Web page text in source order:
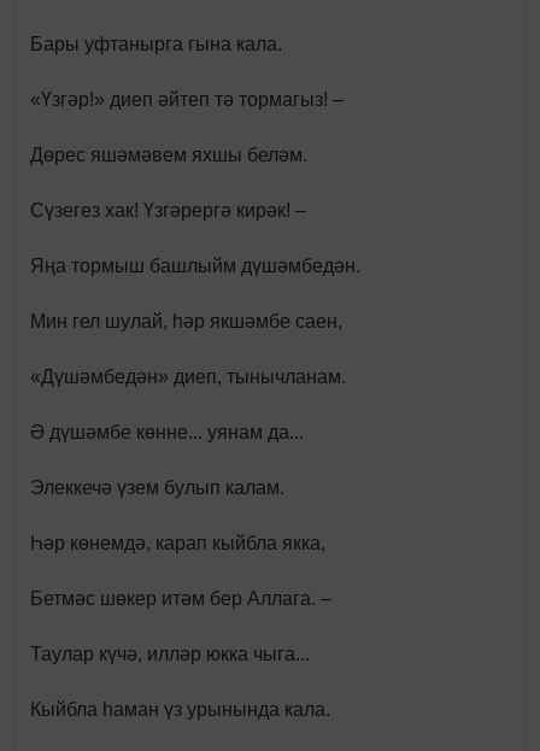
Бары уфтанырга гына кала.
«Үзгәр!» диеп әйтеп тә тормагыз! –
Дөрес яшәмәвем яхшы беләм.
Сүзегез хак! Үзгәрергә кирәк! –
Яңа тормыш башлыйм дүшәмбедән.
Мин гел шулай, һәр якшәмбе саен,
«Дүшәмбедән» диеп, тынычланам.
Ә дүшәмбе көнне... уянам да...
Элеккечә үзем булып калам.
Һәр көнемдә, карап кыйбла якка,
Бетмәс шөкер итәм бер Аллага. –
Таулар күчә, илләр юкка чыга...
Кыйбла һаман үз урынында кала.